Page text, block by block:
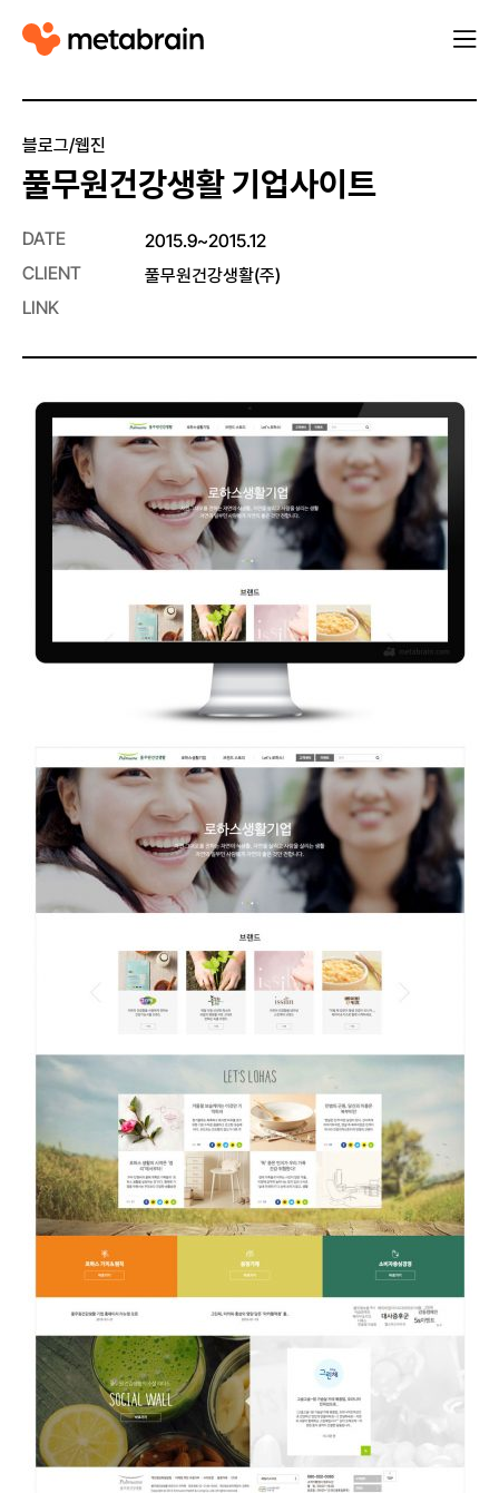
M
t
b
r
i
n
열
블로그/웹진
풀무원건강생활 기업사이트
DATE
2015.9~2015.12
CLIENT
풀무원건강생활(주)
LINK